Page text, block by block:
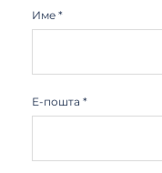
Име *
Е-пошта *